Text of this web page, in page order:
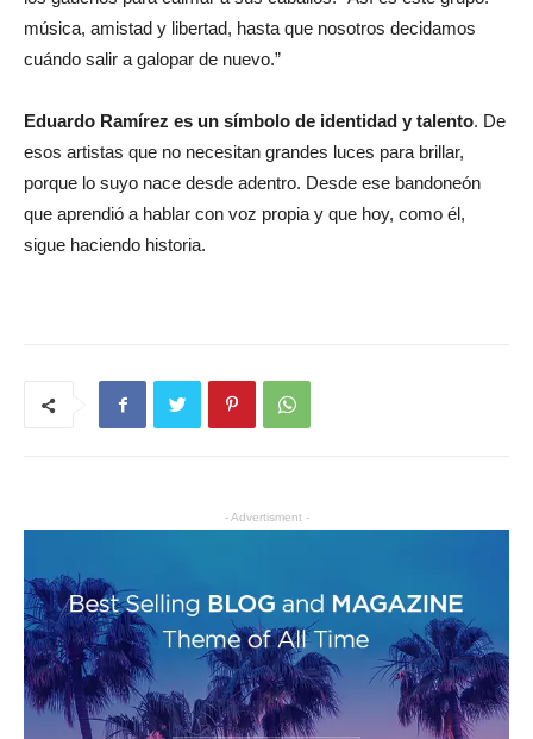
música, amistad y libertad, hasta que nosotros decidamos
cuándo salir a galopar de nuevo.”
Eduardo Ramírez es un símbolo de identidad y talento. De
esos artistas que no necesitan grandes luces para brillar,
porque lo suyo nace desde adentro. Desde ese bandoneón
que aprendió a hablar con voz propia y que hoy, como él,
sigue haciendo historia.
- Advertisment -